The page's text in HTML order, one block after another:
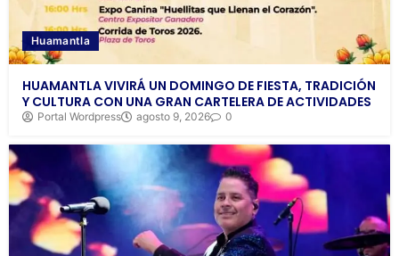
Huamantla
HUAMANTLA VIVIRÁ UN DOMINGO DE FIESTA, TRADICIÓN
Y CULTURA CON UNA GRAN CARTELERA DE ACTIVIDADES
Portal Wordpress agosto 9, 2026 0